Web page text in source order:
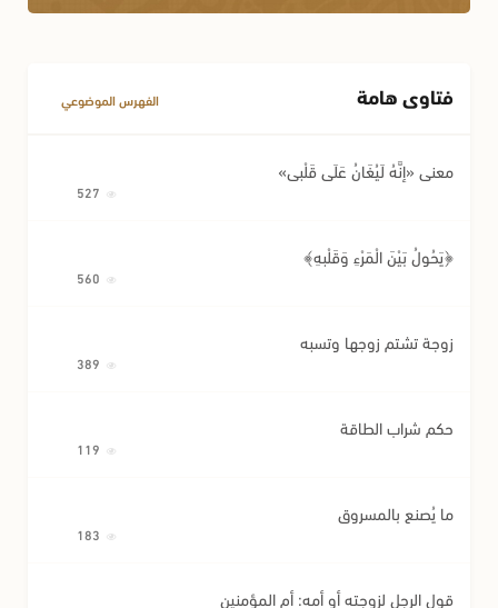
فتاوى هامة الفهرس الموضوعي
معنى «إِنَّهُ لَيُغَانُ عَلَى قَلْبِي»
﴿يَحُولُ بَيْنَ الْمَرْءِ وَقَلْبِهِ﴾
زوجة تشتم زوجها وتسبه
حكم شراب الطاقة
ما يُصنع بالمسروق
قول الرجل لزوجته أو أمه: أم المؤمنين